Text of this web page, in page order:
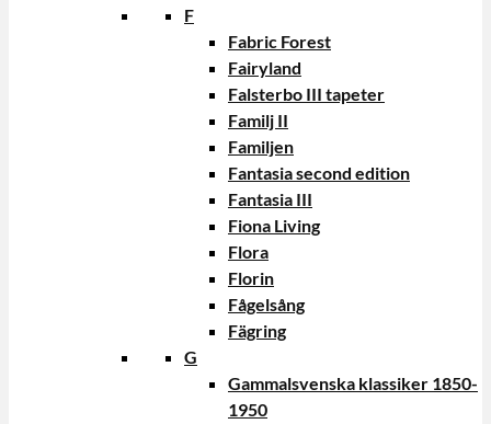
F
Fabric Forest
Fairyland
Falsterbo III tapeter
Familj II
Familjen
Fantasia second edition
Fantasia III
Fiona Living
Flora
Florin
Fågelsång
Fägring
G
Gammalsvenska klassiker 1850-
1950